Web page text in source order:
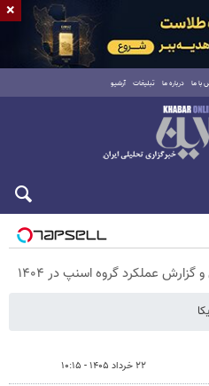
با ما درباره ما تبلیغات آرشیو
عملکرد گروه اسنپ در ۱۴۰۴
۲۲ خرداد ۱۴۰۵ - ۱۰:۱۵
×